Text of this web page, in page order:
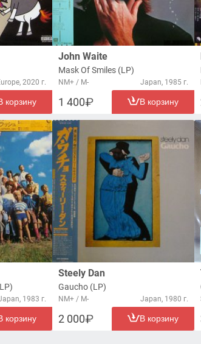
2020 г.
корзину
John Waite
Mask Of Smiles (LP)
NM+ / M- Japan, 1985 г.
1 400 В корзину
1983 г.
корзину
Steely Dan
Gaucho (LP)
NM+ / M- Japan, 1980 г.
2 000 В корзину